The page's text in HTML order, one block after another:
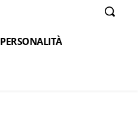
PERSONALITÀ